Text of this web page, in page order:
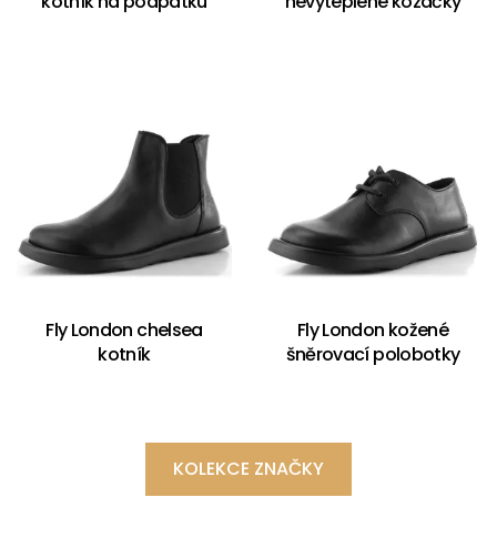
Fly London chelsea
kotník
Fly London kožené
šněrovací polobotky
KOLEKCE ZNAČKY